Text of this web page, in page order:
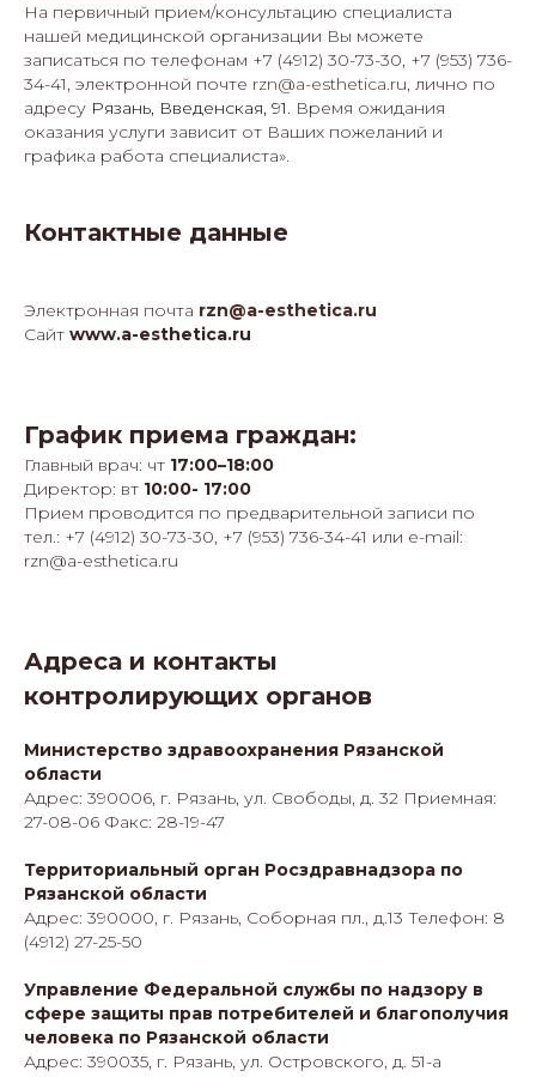
На первичный прием/консультацию специалиста
нашей медицинской организации Вы можете
записаться по телефонам +7 (4912) 30-73-30, +7 (953) 736-
34-41, электронной почте rzn@a-esthetica.ru, лично по
адресу Рязань, Введенская, 91. Время ожидания
оказания услуги зависит от Ваших пожеланий и
графика работа специалиста».
Контактные данные
Электронная почта rzn@a-esthetica.ru
Сайт www.a-esthetica.ru
График приема граждан:
Главный врач: чт 17:00–18:00
Директор: вт 10:00- 17:00
Прием проводится по предварительной записи по
тел.: +7 (4912) 30-73-30, +7 (953) 736-34-41 или e-mail:
rzn@a-esthetica.ru
Адреса и контакты
контролирующих органов
Министерство здравоохранения Рязанской
области
Адрес: 390006, г. Рязань, ул. Свободы, д. 32 Приемная:
27-08-06 Факс: 28-19-47
Территориальный орган Росздравнадзора по
Рязанской области
Адрес: 390000, г. Рязань, Соборная пл., д.13 Телефон: 8
(4912) 27-25-50
Управление Федеральной службы по надзору в
сфере защиты прав потребителей и благополучия
человека по Рязанской области
Адрес: 390035, г. Рязань, ул. Островского, д. 51-а